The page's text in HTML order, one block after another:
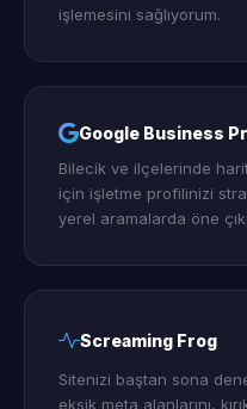
işlemesini sağlıyorum.
Google Business
Bilecik ve ilçelerinde
için işletme profilinizi
yerel aramalarda öne
Screaming Frog
Sitenizi baştan sona
eksik meta alanlarını,